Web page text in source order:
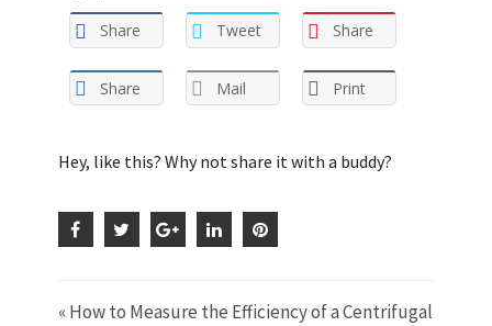
Share Tweet Share
Share Mail Print
Hey, like this? Why not share it with a buddy?
« How to Measure the Efficiency of a Centrifugal